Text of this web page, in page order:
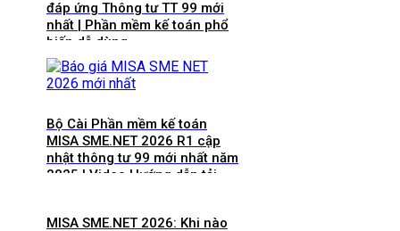
đáp ứng Thông tư TT 99 mới
nhất | Phần mềm kế toán phổ
biến dễ dùng
Bộ Cài Phần mềm kế toán
MISA SME.NET 2026 R1 cập
nhật thông tư 99 mới nhất năm
2025 | Video Hướng dẫn tải
MISA SME.NET 2026: Khi nào